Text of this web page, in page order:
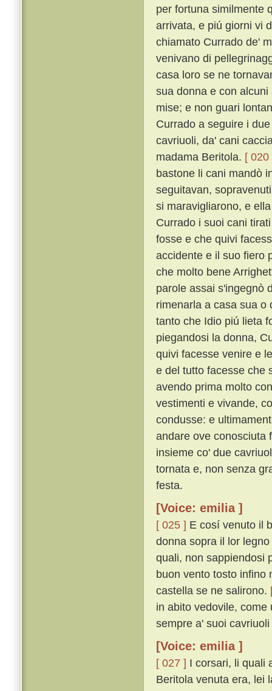
per fortuna similmente
arrivata, e piú giorni vi
chiamato Currado de'
venivano di
casa loro se ne
sua donna e con
mise; e non guari
Currado a seguire i
cavriuoli, da' cani
madama Beritola. [ 020
bastone li cani mandò
seguitavan,
si maravigliarono, e
Currado i suoi cani
fosse e che quivi
accidente e il suo fiero
che molto bene
parole assai s'ingegnò
rimenarla a casa sua o
tanto che Idio piú lieta
piegandosi la donna,
quivi facesse venire e
e del tutto facesse che
avendo prima molto
vestimenti e vivande,
condusse: e
andare ove conosciuta
insieme co' due
tornata e, non senza
festa.
[Voice: emilia ]
[ 025 ] E cosí venuto il
donna sopra il lor
quali, non sappiendosi
buon vento tosto infino
castella se ne salirono.
in abito vedovile,
sempre a' suoi
[Voice: emilia ]
[ 027 ] I corsari, li quali
Beritola venuta era, lei